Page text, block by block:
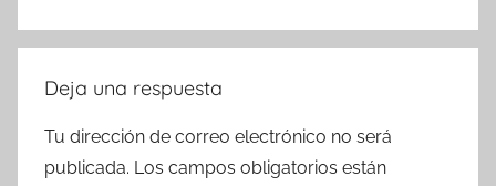
Deja una respuesta
Tu dirección de correo electrónico no será
publicada. Los campos obligatorios están